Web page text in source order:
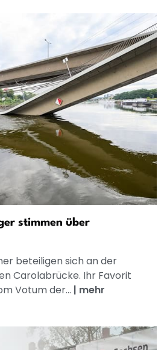
stimmen über
beteiligen sich an der
Carolabrücke. Ihr Favorit
Votum der... | mehr